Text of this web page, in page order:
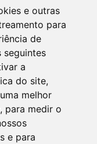
e outras
para
de
seguintes
a
do site,
melhor
, para medir o
e para
de segunda a
7h às 13h
Bom